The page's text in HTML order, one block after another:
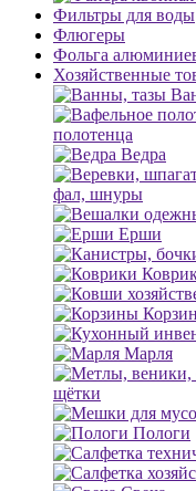
Фильтры для воды
Флюгеры
Фольга
Хозяйственные
полотенца
Ведра
фал, шнуры
Ерши
Марля
щётки
Пологи